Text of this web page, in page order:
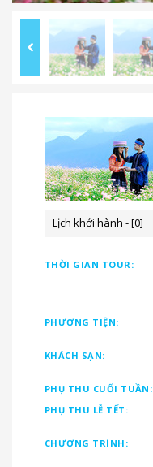
Lịch khởi hành - [0]
THỜI GIAN TOUR:
PHƯƠNG TIỆN:
KHÁCH SẠN:
PHỤ THU CUỐI TUẦN:
PHỤ THU LỄ TẾT:
CHƯƠNG TRÌNH: